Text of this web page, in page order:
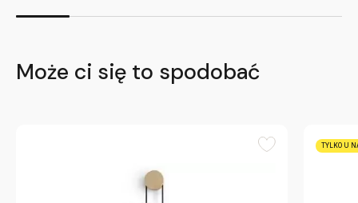
Może ci się to spodobać
TYLKO U